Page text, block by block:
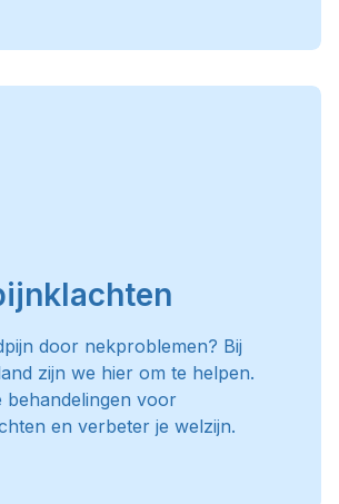
door nekproblemen? Bij
zijn we hier om te helpen.
behandelingen voor
en verbeter je welzijn.